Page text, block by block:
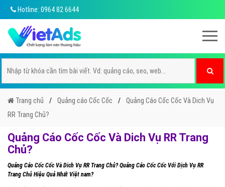
Hotline: 0964 82 6644
Trang chủ Quảng cáo Cốc Cốc
Quảng Cáo Cốc Cốc Và Dich Vụ
RR Trang Chủ?
Quảng Cáo Cốc Cốc Và Dich Vụ RR Trang
Chủ?
Quảng Cáo Cốc Cốc Và Dich Vụ RR Trang Chủ? Quảng Cáo Cốc Cốc Với Dịch Vụ RR
Trang Chủ Hiệu Quả Nhất Việt nam?